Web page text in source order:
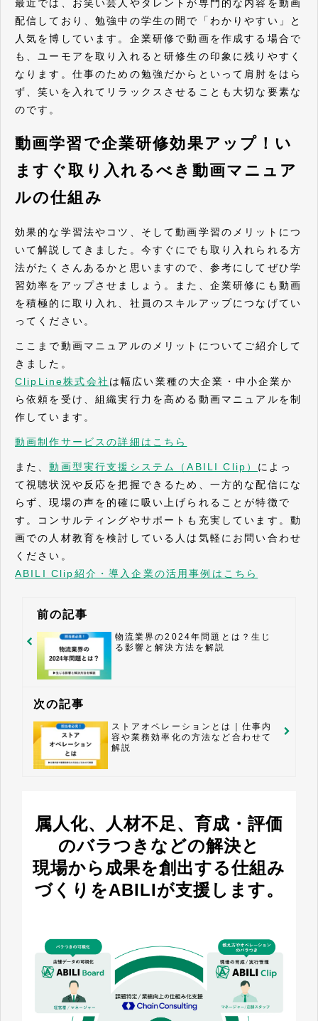
最近では、お笑い芸人やタレントが専門的な内容を動画
配信しており、勉強中の学生の間で「わかりやすい」と
人気を博しています。企業研修で動画を作成する場合で
も、ユーモアを取り入れると研修生の印象に残りやすく
なります。仕事のための勉強だからといって肩肘をはら
ず、笑いを入れてリラックスさせることも大切な要素な
のです。
動画学習で企業研修効果アップ！い
ますぐ取り入れるべき動画マニュア
ルの仕組み
効果的な学習法やコツ、そして動画学習のメリットにつ
いて解説してきました。今すぐにでも取り入れられる方
法がたくさんあるかと思いますので、参考にしてぜひ学
習効率をアップさせましょう。また、企業研修にも動画
を積極的に取り入れ、社員のスキルアップにつなげてい
ってください。
ここまで動画マニュアルのメリットについてご紹介して
きました。
ClipLine株式会社 は幅広い業種の大企業・中小企業か
ら依頼を受け、組織実行力を高める動画マニュアルを制
作しています。
動画制作サービスの詳細はこちら
また、動画型実行支援システム（ABILI Clip） によっ
て視聴状況や反応を把握できるため、一方的な配信にな
らず、現場の声を的確に吸い上げられることが特徴で
す。​​​​​​​コンサルティングやサポートも充実しています。動
画での人材教育を検討している人は気軽にお問い合わせ
ください。
ABILI Clip紹介・導入企業の活用事例はこちら
前の記事
物流業界の2024年問題とは？生じ
る影響と解決方法を解説
次の記事
ストアオペレーションとは｜仕事内
容や業務効率化の方法など合わせて
解説
属人化、人材不足、育成・評価
のバラつきなどの解決と
現場から成果を創出する仕組み
づくりをABILIが支援します。